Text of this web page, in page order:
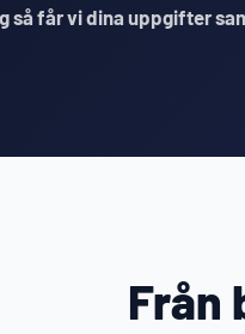
så får vi dina uppgifter
Från